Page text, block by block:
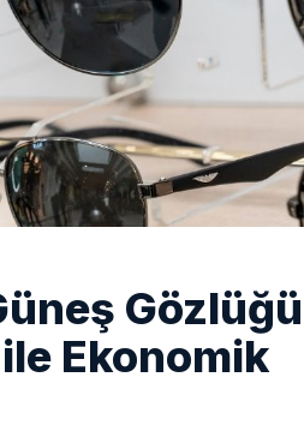
Gözlüğü |
Ekonomik